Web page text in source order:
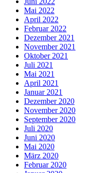
Mai 2022
April 2022
Februar 2022
Dezember 2021
November 2021
Oktober 2021
Juli 2021
Mai 2021
April 2021
Januar 2021
Dezember 2020
November 2020
September 2020
Juli 2020
Juni 2020
Mai 2020
März 2020
Februar 2020